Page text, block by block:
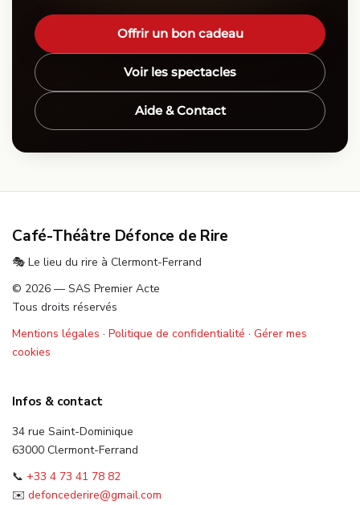
Offrir un bon cadeau
Voir les spectacles
Aide & Contact
Café-Théâtre Défonce de Rire
🎭 Le lieu du rire à Clermont-Ferrand
© 2026 — SAS Premier Acte
Tous droits réservés
Mentions légales · Politique de confidentialité · Gérer mes
cookies
Infos & contact
34 rue Saint-Dominique
63000 Clermont-Ferrand
📞 +33 4 73 41 78 82
✉️ defoncederire@gmail.com